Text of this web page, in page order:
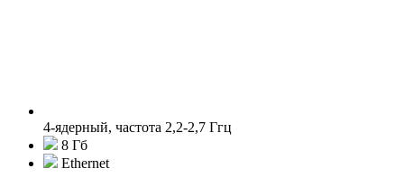
4-ядерный, частота 2,2-2,7 Ггц
8 Гб
Ethernet